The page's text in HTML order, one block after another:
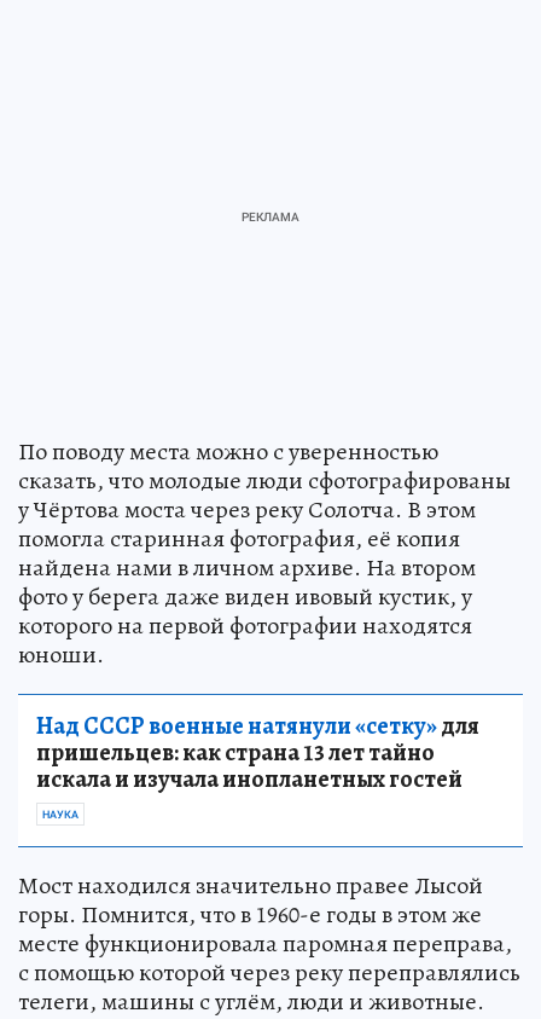
По поводу места можно с уверенностью
сказать, что молодые люди сфотографированы
у Чёртова моста через реку Солотча. В этом
помогла старинная фотография, её копия
найдена нами в личном архиве. На втором
фото у берега даже виден ивовый кустик, у
которого на первой фотографии находятся
юноши.
Над СССР военные натянули «сетку»для
пришельцев: как страна 13 лет тайно
искала и изучала инопланетных гостей
НАУКА
Мост находился значительно правее Лысой
горы. Помнится, что в 1960-е годы в этом же
месте функционировала паромная переправа,
с помощью которой через реку переправлялись
телеги, машины с углём, люди и животные.